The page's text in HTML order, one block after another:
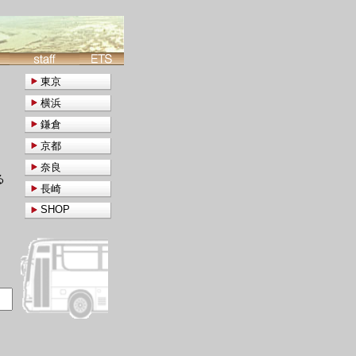
東京
横浜
鎌倉
京都
奈良
長崎
SHOP